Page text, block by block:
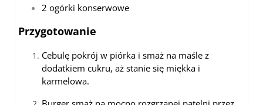
2 ogórki konserwowe
Przygotowanie
Cebulę pokrój w piórka i smaż na maśle z
dodatkiem cukru, aż stanie się miękka i
karmelowa.